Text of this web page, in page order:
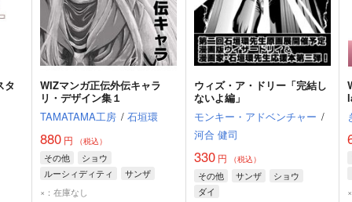
タ
WIZマンガ正伝外伝キャラ
リ・デザイン集１
TAMATAMA工房 / 石垣環
880円 （税込）
その他
ショウ
ルーシィディティ
サンザ
×：在庫なし
ウィズ・ア・ドリー「完結し
ないよ編」
モンキー・アドベンチャー /
河合 健司
330円 （税込）
その他 サンザ
ショウ
ダイ